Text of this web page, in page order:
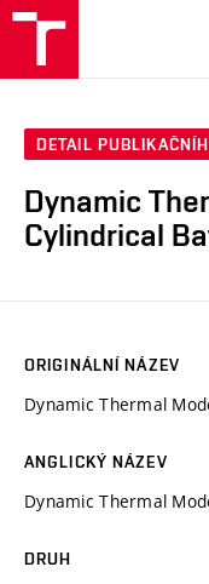
DETAIL
Dynamic
Cylindrical
ORIGINÁLNÍ NÁZEV
Dynamic Thermal
ANGLICKÝ NÁZEV
Dynamic Thermal
DRUH